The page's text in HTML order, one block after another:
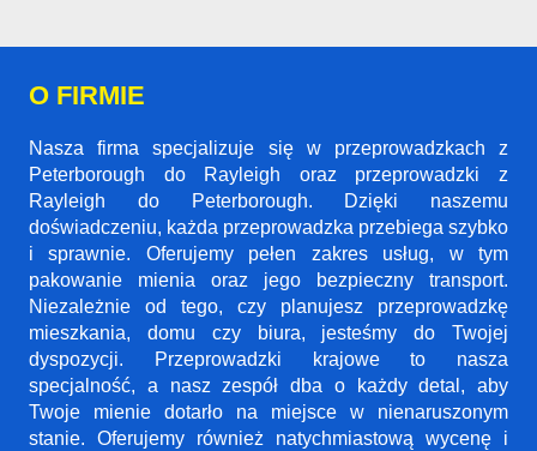
O FIRMIE
Nasza firma specjalizuje się w przeprowadzkach z
Peterborough do Rayleigh oraz przeprowadzki z
Rayleigh do Peterborough. Dzięki naszemu
doświadczeniu, każda przeprowadzka przebiega szybko
i sprawnie. Oferujemy pełen zakres usług, w tym
pakowanie mienia oraz jego bezpieczny transport.
Niezależnie od tego, czy planujesz przeprowadzkę
mieszkania, domu czy biura, jesteśmy do Twojej
dyspozycji. Przeprowadzki krajowe to nasza
specjalność, a nasz zespół dba o każdy detal, aby
Twoje mienie dotarło na miejsce w nienaruszonym
stanie. Oferujemy również natychmiastową wycenę i